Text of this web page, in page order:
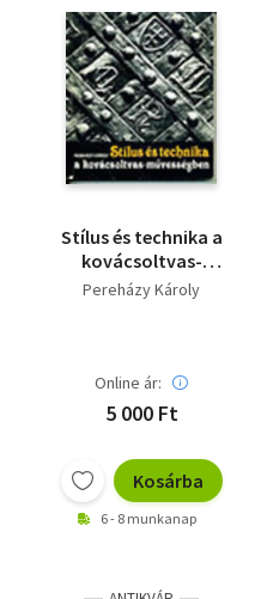
Stílus és technika a
kovácsoltvas-
művességben
Pereházy Károly
Online ár:
5 000 Ft
Kosárba
6 - 8 munkanap